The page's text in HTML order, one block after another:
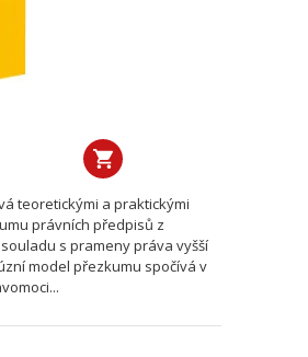
teoretickými a praktickými
právních předpisů z
s prameny práva vyšší
model přezkumu spočívá v